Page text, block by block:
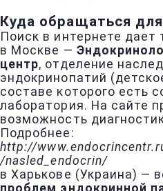
Куда обращаться
Поиск в интернете дает
в Москве —
центр, отделение
эндокринопатий
составе которого есть
лаборатория. На сайте
возможность
Подробнее:
http://
/nasled_endocrin/
в Харькове (Украина) —
проблем эндокринной